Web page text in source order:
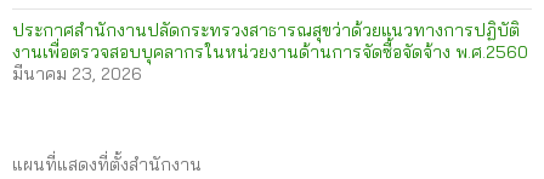
ประกาศสำนักงานปลัดกระทรวงสาธารณสุขว่าด้วยแนวทางการปฏิบัติ
งานเพื่อตรวจสอบบุคลากรในหน่วยงานด้านการจัดซื้อจัดจ้าง พ.ศ.2560
มีนาคม 23, 2026
แผนที่แสดงที่ตั้งสำนักงาน